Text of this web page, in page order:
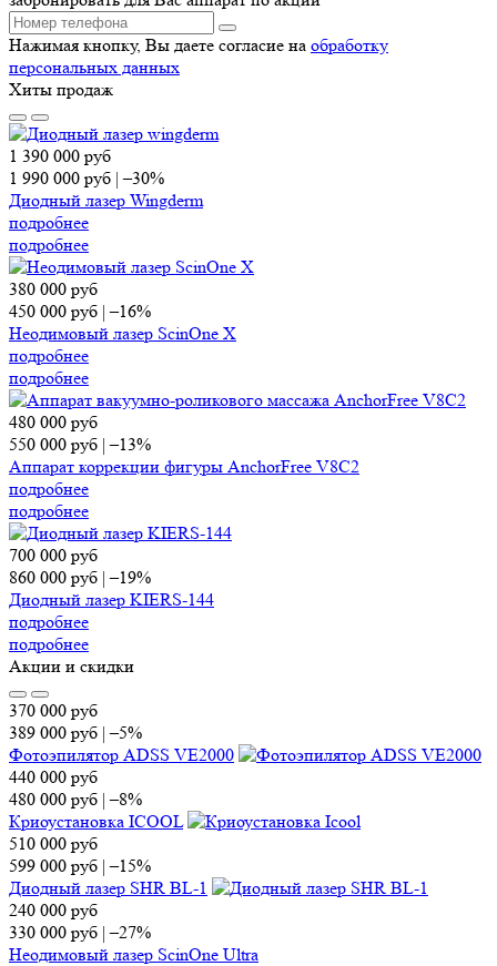
Нажимая кнопку, Вы даете согласие на обработку
персональных данных
Хиты продаж
1 390 000 руб
1 990 000 руб |–30%
Диодный лазер Wingderm
подробнее
подробнее
380 000 руб
450 000 руб |–16%
Неодимовый лазер ScinOne X
подробнее
подробнее
480 000 руб
550 000 руб |–13%
Аппарат коррекции фигуры AnchorFree V8C2
подробнее
подробнее
700 000 руб
860 000 руб |–19%
Диодный лазер KIERS-144
подробнее
подробнее
Акции и скидки
370 000 руб
389 000 руб |–5%
Фотоэпилятор ADSS VE2000
440 000 руб
480 000 руб |–8%
Криоустановка ICOOL
510 000 руб
599 000 руб |–15%
Диодный лазер SHR BL-1
240 000 руб
330 000 руб |–27%
Неодимовый лазер ScinOne Ultra